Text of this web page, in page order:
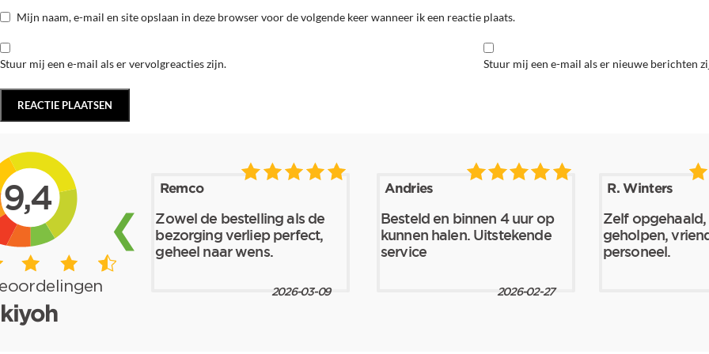
Mijn naam, e-mail en site opslaan in deze browser voor de volgende keer wanneer ik een reactie plaats.
Stuur mij een e-mail als er vervolgreacties zijn. Stuur mij een e-mail als er nieuwe berichten